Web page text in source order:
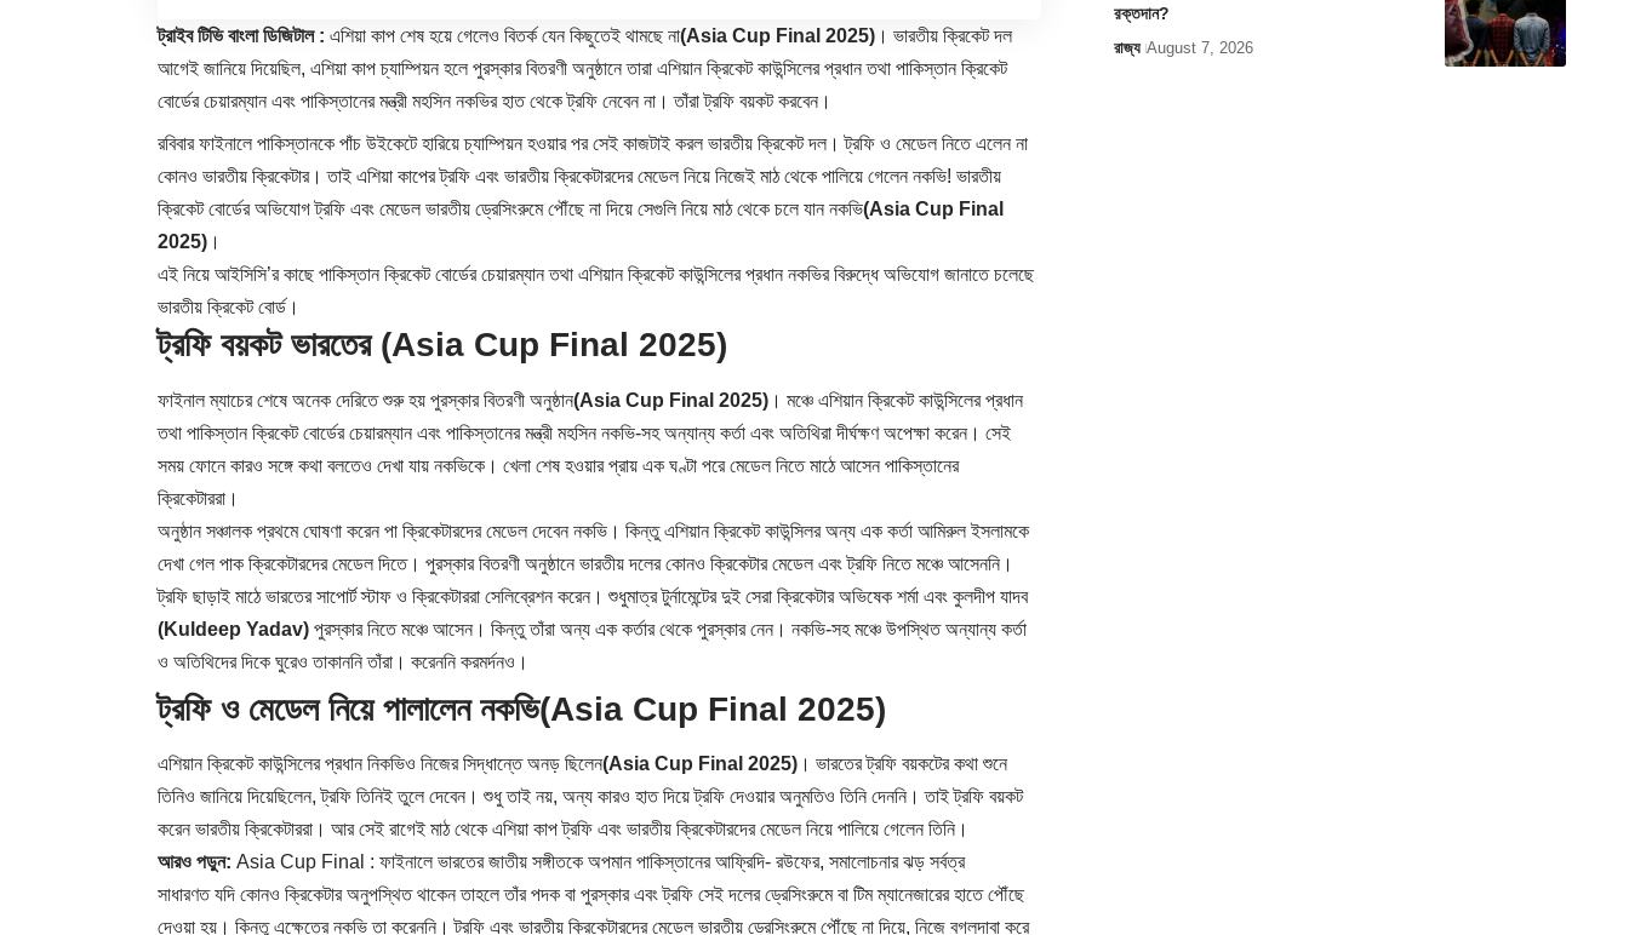
ট্রাইব টিভি বাংলা ডিজিটাল : এশিয়া কাপ শেষ হয়ে গেলেও বিতর্ক যেন কিছুতেই থামছে না(Asia Cup Final 2025) । ভারতীয় ক্রিকেট দল
আগেই জানিয়ে দিয়েছিল, এশিয়া কাপ চ্যাম্পিয়ন হলে পুরস্কার বিতরণী অনুষ্ঠানে তারা এশিয়ান ক্রিকেট কাউন্সিলের প্রধান তথা পাকিস্তান ক্রিকেট
বোর্ডের চেয়ারম্যান এবং পাকিস্তানের মন্ত্রী মহসিন নকভির হাত থেকে ট্রফি নেবেন না। তাঁরা ট্রফি বয়কট করবেন।
রবিবার ফাইনালে পাকিস্তানকে পাঁচ উইকেটে হারিয়ে চ্যাম্পিয়ন হওয়ার পর সেই কাজটাই করল ভারতীয় ক্রিকেট দল। ট্রফি ও মেডেল নিতে এলেন না
কোনও ভারতীয় ক্রিকেটার। তাই এশিয়া কাপের ট্রফি এবং ভারতীয় ক্রিকেটারদের মেডেল নিয়ে নিজেই মাঠ থেকে পালিয়ে গেলেন নকভি! ভারতীয়
ক্রিকেট বোর্ডের অভিযোগ ট্রফি এবং মেডেল ভারতীয় ড্রেসিংরুমে পৌঁছে না দিয়ে সেগুলি নিয়ে মাঠ থেকে চলে যান নকভি(Asia Cup Final
2025) ।
এই নিয়ে আইসিসি’র কাছে পাকিস্তান ক্রিকেট বোর্ডের চেয়ারম্যান তথা এশিয়ান ক্রিকেট কাউন্সিলের প্রধান নকভির বিরুদ্ধে অভিযোগ জানাতে চলেছে
ভারতীয় ক্রিকেট বোর্ড।
ট্রফি বয়কট ভারতের (Asia Cup Final 2025)
ফাইনাল ম্যাচের শেষে অনেক দেরিতে শুরু হয় পুরস্কার বিতরণী অনুষ্ঠান(Asia Cup Final 2025) । মঞ্চে এশিয়ান ক্রিকেট কাউন্সিলের প্রধান
তথা পাকিস্তান ক্রিকেট বোর্ডের চেয়ারম্যান এবং পাকিস্তানের মন্ত্রী মহসিন নকভি-সহ অন্যান্য কর্তা এবং অতিথিরা দীর্ঘক্ষণ অপেক্ষা করেন। সেই
সময় ফোনে কারও সঙ্গে কথা বলতেও দেখা যায় নকভিকে। খেলা শেষ হওয়ার প্রায় এক ঘণ্টা পরে মেডেল নিতে মাঠে আসেন পাকিস্তানের
ক্রিকেটাররা।
অনুষ্ঠান সঞ্চালক প্রথমে ঘোষণা করেন পা ক্রিকেটারদের মেডেল দেবেন নকভি। কিন্তু এশিয়ান ক্রিকেট কাউন্সিলর অন্য এক কর্তা আমিরুল ইসলামকে
দেখা গেল পাক ক্রিকেটারদের মেডেল দিতে। পুরস্কার বিতরণী অনুষ্ঠানে ভারতীয় দলের কোনও ক্রিকেটার মেডেল এবং ট্রফি নিতে মঞ্চে আসেননি।
ট্রফি ছাড়াই মাঠে ভারতের সাপোর্ট স্টাফ ও ক্রিকেটাররা সেলিব্রেশন করেন। শুধুমাত্র টুর্নামেন্টের দুই সেরা ক্রিকেটার অভিষেক শর্মা এবং কুলদীপ যাদব
(Kuldeep Yadav) পুরস্কার নিতে মঞ্চে আসেন। কিন্তু তাঁরা অন্য এক কর্তার থেকে পুরস্কার নেন। নকভি-সহ মঞ্চে উপস্থিত অন্যান্য কর্তা
ও অতিথিদের দিকে ঘুরেও তাকাননি তাঁরা। করেননি করমর্দনও।
ট্রফি ও মেডেল নিয়ে পালালেন নকভি(Asia Cup Final 2025)
এশিয়ান ক্রিকেট কাউন্সিলের প্রধান নিকভিও নিজের সিদ্ধান্তে অনড় ছিলেন(Asia Cup Final 2025) । ভারতের ট্রফি বয়কটের কথা শুনে
তিনিও জানিয়ে দিয়েছিলেন, ট্রফি তিনিই তুলে দেবেন। শুধু তাই নয়, অন্য কারও হাত দিয়ে ট্রফি দেওয়ার অনুমতিও তিনি দেননি। তাই ট্রফি বয়কট
করেন ভারতীয় ক্রিকেটাররা। আর সেই রাগেই মাঠ থেকে এশিয়া কাপ ট্রফি এবং ভারতীয় ক্রিকেটারদের মেডেল নিয়ে পালিয়ে গেলেন তিনি।
আরও পড়ুন: Asia Cup Final : ফাইনালে ভারতের জাতীয় সঙ্গীতকে অপমান পাকিস্তানের আফ্রিদি- রউফের, সমালোচনার ঝড় সর্বত্র
সাধারণত যদি কোনও ক্রিকেটার অনুপস্থিত থাকেন তাহলে তাঁর পদক বা পুরস্কার এবং ট্রফি সেই দলের ড্রেসিংরুমে বা টিম ম্যানেজারের হাতে পৌঁছে
দেওয়া হয়। কিন্তু এক্ষেত্রে নকভি তা করেননি। ট্রফি এবং ভারতীয় ক্রিকেটারদের মেডেল ভারতীয় ড্রেসিংরুমে পৌঁছে না দিয়ে, নিজে বগলদাবা করে
রক্তদান?
রাজ্য August 7, 2026